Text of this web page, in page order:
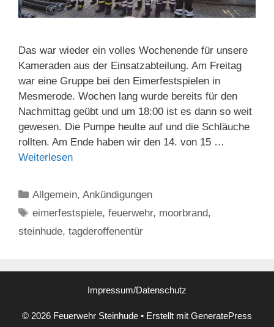
Das war wieder ein volles Wochenende für unsere
Kameraden aus der Einsatzabteilung. Am Freitag
war eine Gruppe bei den Eimerfestspielen in
Mesmerode. Wochen lang wurde bereits für den
Nachmittag geübt und um 18:00 ist es dann so weit
gewesen. Die Pumpe heulte auf und die Schläuche
rollten. Am Ende haben wir den 14. von 15 …
Weiterlesen
Kategorien
Allgemein,Ankündigungen
Schlagwörter
eimerfestspiele,feuerwehr, moorbrand,
steinhude, tagderoffenentür
Impressum/Datenschutz
© 2026 Feuerwehr Steinhude • Erstellt mit GeneratePress